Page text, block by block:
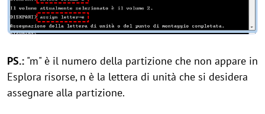
PS.: "m" è il numero della partizione che non appare in
Esplora risorse, n è la lettera di unità che si desidera
assegnare alla partizione.